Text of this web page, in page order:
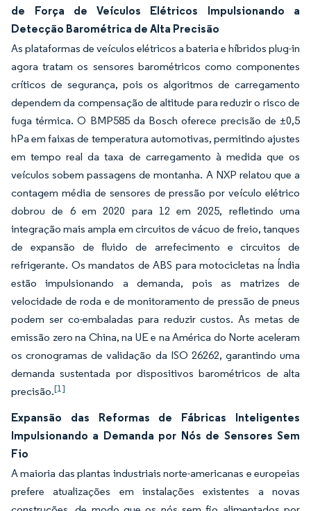
de Força de Veículos Elétricos Impulsionando a
Detecção Barométrica de Alta Precisão
As plataformas de veículos elétricos a bateria e híbridos plug-in
agora tratam os sensores barométricos como componentes
críticos de segurança, pois os algoritmos de carregamento
dependem da compensação de altitude para reduzir o risco de
fuga térmica. O BMP585 da Bosch oferece precisão de ±0,5
hPa em faixas de temperatura automotivas, permitindo ajustes
em tempo real da taxa de carregamento à medida que os
veículos sobem passagens de montanha. A NXP relatou que a
contagem média de sensores de pressão por veículo elétrico
dobrou de 6 em 2020 para 12 em 2025, refletindo uma
integração mais ampla em circuitos de vácuo de freio, tanques
de expansão de fluido de arrefecimento e circuitos de
refrigerante. Os mandatos de ABS para motocicletas na Índia
estão impulsionando a demanda, pois as matrizes de
velocidade de roda e de monitoramento de pressão de pneus
podem ser co-embaladas para reduzir custos. As metas de
emissão zero na China, na UE e na América do Norte aceleram
os cronogramas de validação da ISO 26262, garantindo uma
demanda sustentada por dispositivos barométricos de alta
precisão.[1]
Expansão das Reformas de Fábricas Inteligentes
Impulsionando a Demanda por Nós de Sensores Sem
Fio
A maioria das plantas industriais norte-americanas e europeias
prefere atualizações em instalações existentes a novas